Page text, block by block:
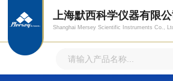
上海默西科学仪器有限公
Shanghai Mersey Scientific Instruments Co.,